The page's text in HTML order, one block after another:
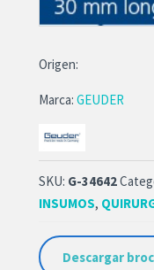
Origen:
Marca: GEUDER
SKU: G-34642
INSUMOS,
Descargar